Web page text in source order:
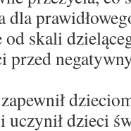
dla
od skali
przed
dzieci